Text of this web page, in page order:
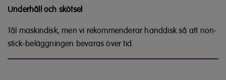
Underhåll och skötsel
Tål maskindisk, men vi rekommenderar handdisk så att non-
stick-beläggningen bevaras över tid.